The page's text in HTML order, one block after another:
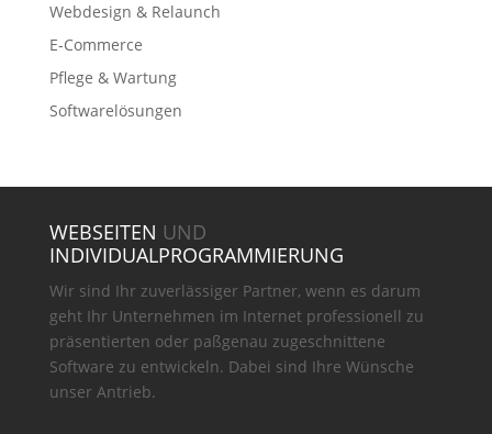
Webdesign & Relaunch
E-Commerce
Pflege & Wartung
Softwarelösungen
WEBSEITEN UND
INDIVIDUALPROGRAMMIERUNG
Wir sind Ihr zuverlässiger Partner, wenn es darum
geht Ihr Unternehmen im Internet professionell zu
präsentierten oder paßgenau zugeschnittene
Software zu entwickeln. Dabei sind Ihre Wünsche
unser Antrieb.